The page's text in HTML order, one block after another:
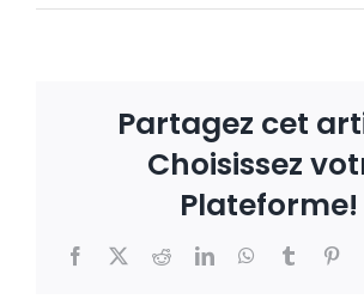
Partagez cet
Choisissez
Plateforme!
Facebook
X RedditLinkedInWhatsApp
Tumblr